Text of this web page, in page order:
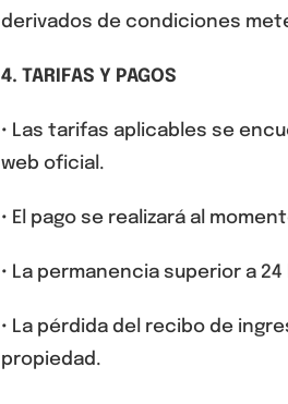
derivados de condiciones
4. TARIFAS Y PAGOS
• Las tarifas aplicables se
web oficial.
• El pago se realizará al
• La permanencia superior a
• La pérdida del recibo de
propiedad.